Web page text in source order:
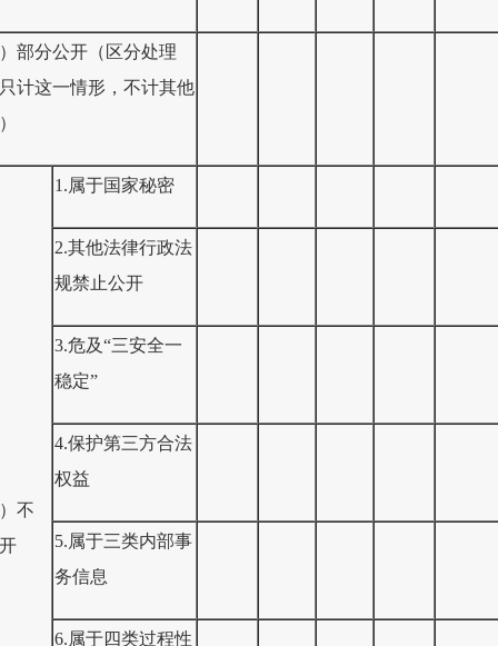
）部分公开（区分处理
计这一情形，不计其他
不
1.属于国家秘密
2.其他法律行政法
规禁止公开
3.危及“三安全一
稳定”
4.保护第三方合法
权益
5.属于三类内部事
务信息
6.属于四类过程性